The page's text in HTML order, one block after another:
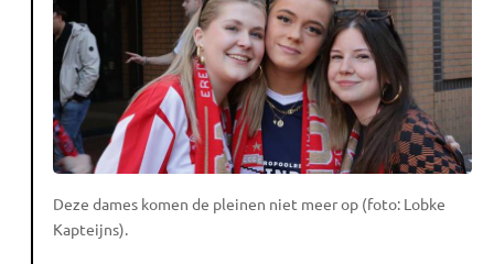
Deze dames komen de pleinen niet meer op (foto: Lobke
Kapteijns).